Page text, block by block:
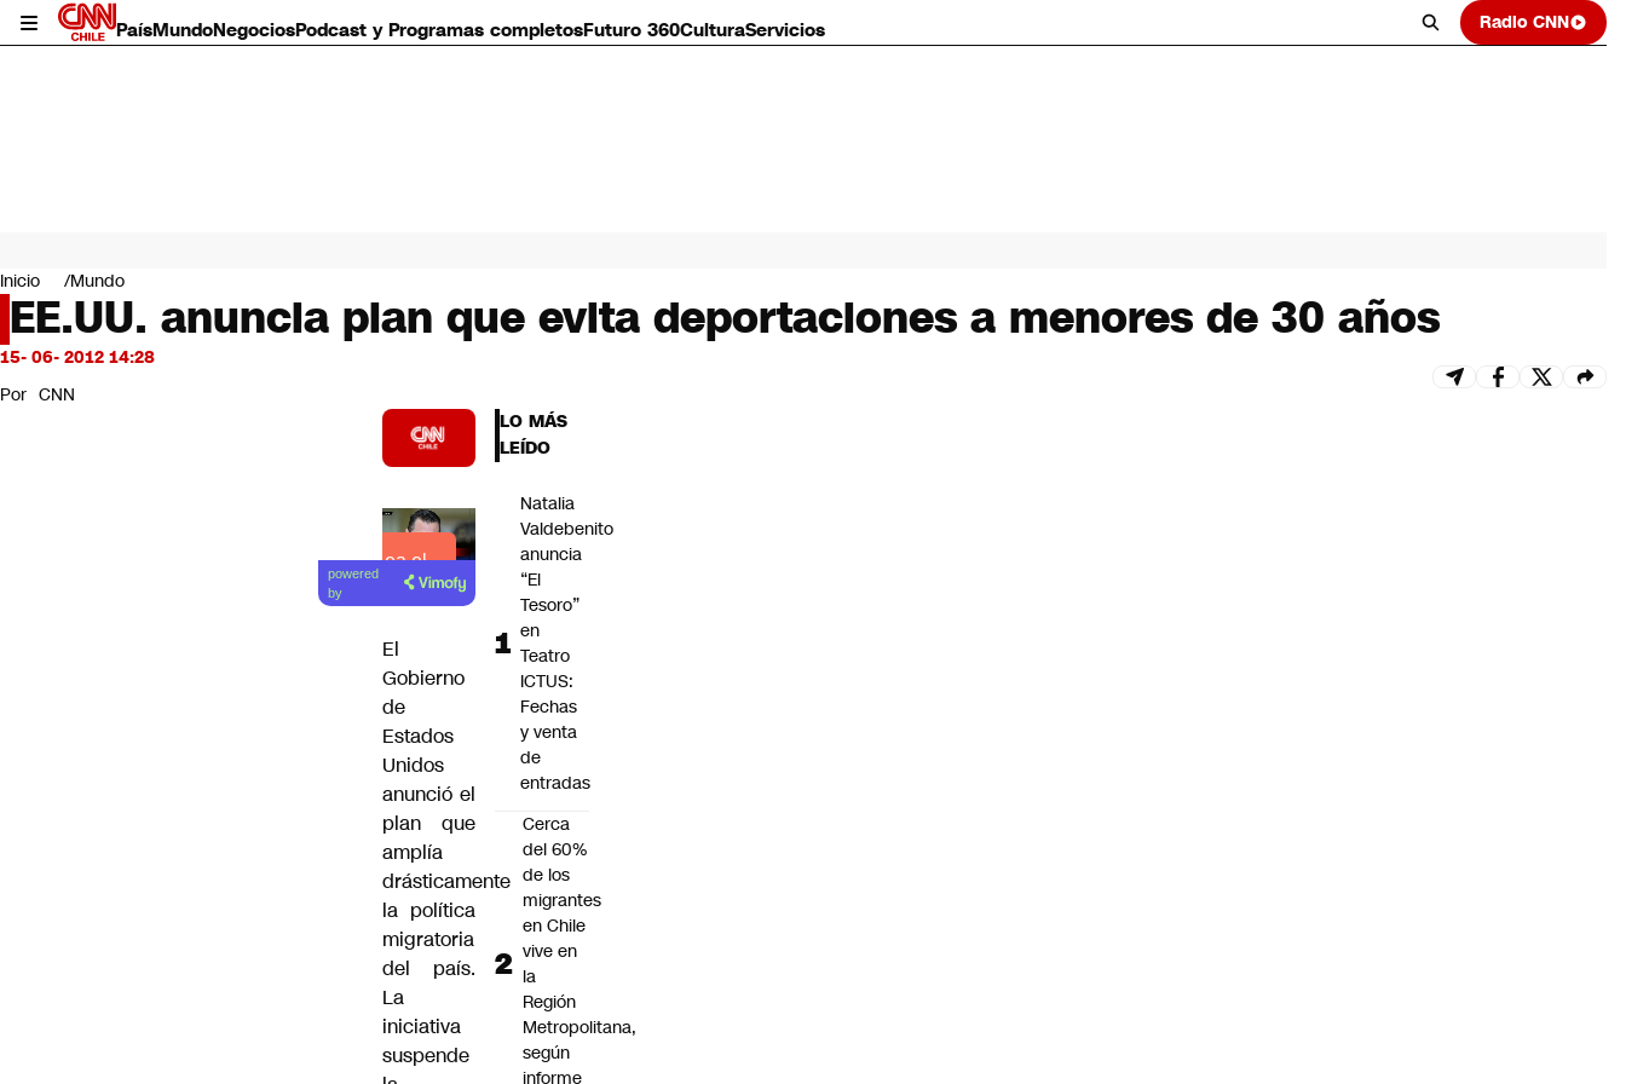
PaísMundoNegociosPodcast y Programas completosFuturo 360CulturaServicios Radio CNN
Mundo
Negocios
Deportes
Programas completos
Servicios
Inicio Mundo
EE.UU. anuncia plan que evita deportaciones a menores de 30 años
15- 06- 2012 14:28
Por CNN
Lea el
artículo
powered
by
El
Gobierno
de
Estados
Unidos
anunció el
plan que
amplía
drásticamente
la política
migratoria
del país.
La
iniciativa
suspende
LO MÁS
LEÍDO
Natalia
Valdebenito
anuncia
“El
Tesoro”
en
Teatro
ICTUS:
Fechas
y venta
de
entradas
Cerca
del 60%
de los
migrantes
en Chile
vive en
la
Región
Metropolitana,
según
informe